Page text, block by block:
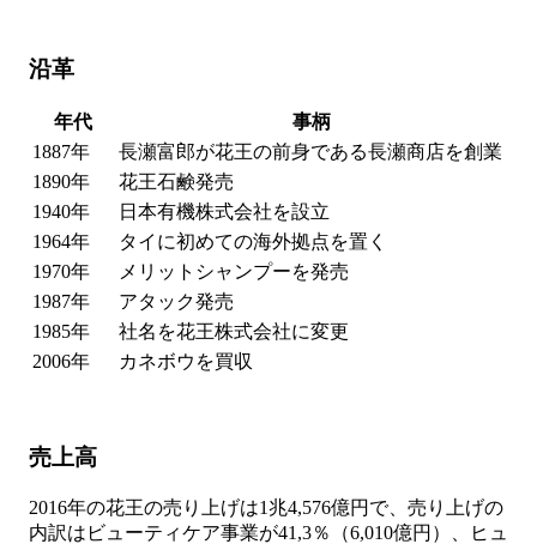
沿革
年代
事柄
1887年
長瀬富郎が花王の前身である長瀬商店を創業
1890年
花王石鹸発売
1940年
日本有機株式会社を設立
1964年
タイに初めての海外拠点を置く
1970年
メリットシャンプーを発売
1987年
アタック発売
1985年
社名を花王株式会社に変更
2006年
カネボウを買収
売上高
2016年の花王の売り上げは1兆4,576億円で、売り上げの
内訳はビューティケア事業が41,3％（6,010億円）、ヒュ